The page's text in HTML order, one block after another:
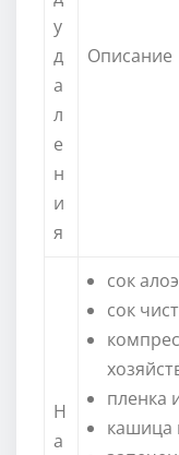
у
д
а
л
е
н
и
я
Описание
Н
а
сок
сок
пленка
кашица